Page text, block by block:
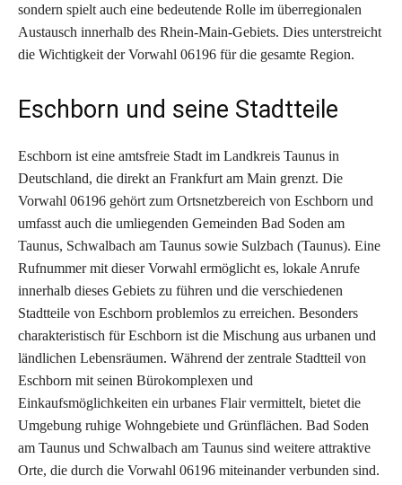
sondern spielt auch eine bedeutende Rolle im überregionalen
Austausch innerhalb des Rhein-Main-Gebiets. Dies unterstreicht
die Wichtigkeit der Vorwahl 06196 für die gesamte Region.
Eschborn und seine Stadtteile
Eschborn ist eine amtsfreie Stadt im Landkreis Taunus in
Deutschland, die direkt an Frankfurt am Main grenzt. Die
Vorwahl 06196 gehört zum Ortsnetzbereich von Eschborn und
umfasst auch die umliegenden Gemeinden Bad Soden am
Taunus, Schwalbach am Taunus sowie Sulzbach (Taunus). Eine
Rufnummer mit dieser Vorwahl ermöglicht es, lokale Anrufe
innerhalb dieses Gebiets zu führen und die verschiedenen
Stadtteile von Eschborn problemlos zu erreichen. Besonders
charakteristisch für Eschborn ist die Mischung aus urbanen und
ländlichen Lebensräumen. Während der zentrale Stadtteil von
Eschborn mit seinen Bürokomplexen und
Einkaufsmöglichkeiten ein urbanes Flair vermittelt, bietet die
Umgebung ruhige Wohngebiete und Grünflächen. Bad Soden
am Taunus und Schwalbach am Taunus sind weitere attraktive
Orte, die durch die Vorwahl 06196 miteinander verbunden sind.